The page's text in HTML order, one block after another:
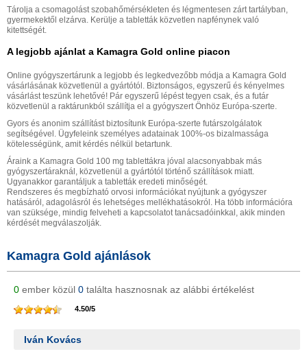
Tárolja a csomagolást szobahőmérsékleten és légmentesen zárt tartályban,
gyermekektől elzárva. Kerülje a tabletták közvetlen napfénynek való
kitettségét.
A legjobb ajánlat a Kamagra Gold online piacon
Online gyógyszertárunk a legjobb és legkedvezőbb módja a Kamagra Gold
vásárlásának közvetlenül a gyártótól. Biztonságos, egyszerű és kényelmes
vásárlást teszünk lehetővé! Pár egyszerű lépést tegyen csak, és a futár
közvetlenül a raktárunkból szállítja el a gyógyszert Önhöz Európa-szerte.
Gyors és anonim szállítást biztosítunk Európa-szerte futárszolgálatok
segítségével. Ügyfeleink személyes adatainak 100%-os bizalmassága
kötelességünk, amit kérdés nélkül betartunk.
Áraink a Kamagra Gold 100 mg tablettákra jóval alacsonyabbak más
gyógyszertáraknál, közvetlenül a gyártótól történő szállítások miatt.
Ugyanakkor garantáljuk a tabletták eredeti minőségét.
Rendszeres és megbízható orvosi információkat nyújtunk a gyógyszer
hatásáról, adagolásról és lehetséges mellékhatásokról. Ha több információra
van szüksége, mindig felveheti a kapcsolatot tanácsadóinkkal, akik minden
kérdését megválaszolják.
Kamagra Gold ajánlások
0 ember közül 0 találta hasznosnak az alábbi értékelést
4.50/5
Iván Kovács